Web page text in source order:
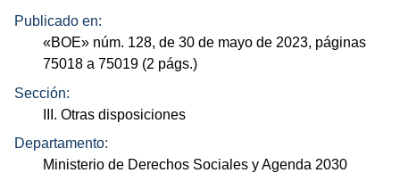
Publicado en:
«BOE» núm. 128, de 30 de mayo de 2023, páginas
75018 a 75019 (2 págs.)
Sección:
III. Otras disposiciones
Departamento:
Ministerio de Derechos Sociales y Agenda 2030